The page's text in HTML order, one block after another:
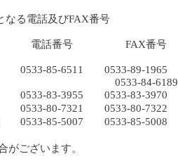
なる電話及びFAX番号
号 FAX番号
6511 0533-89-1965
6189
83-3955 0533-83-3970
80-7321 0533-80-7322
0533-85-5007 0533-85-5008
がございます。